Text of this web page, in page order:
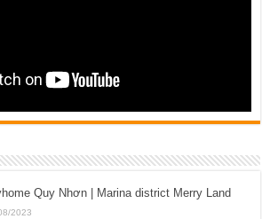
Quy Nhơn | Marina district Merry Land
2023